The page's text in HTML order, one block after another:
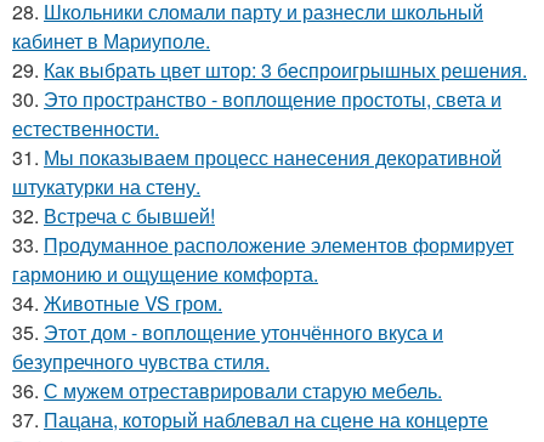
28. Школьники сломали парту и разнесли школьный
кабинет в Мариуполе.
29. Как выбрать цвет штор: 3 беспроигрышных решения.
30. Это пространство - воплощение простоты, света и
естественности.
31. Мы показываем процесс нанесения декоративной
штукатурки на стену.
32. Встреча с бывшей!
33. Продуманное расположение элементов формирует
гармонию и ощущение комфорта.
34. Животные VS гром.
35. Этот дом - воплощение утончённого вкуса и
безупречного чувства стиля.
36. С мужем отреставрировали старую мебель.
37. Пацана, который наблевал на сцене на концерте